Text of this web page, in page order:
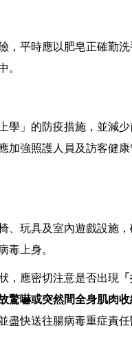
，平時應以肥皂正確勤
。
學」的防疫措施，並減
加強照護人員及訪客健
玩具及室內遊戲設施，
毒上身。
，應密切注意是否出現
嚇或突然間全身肌肉收
盡快送往腸病毒重症責